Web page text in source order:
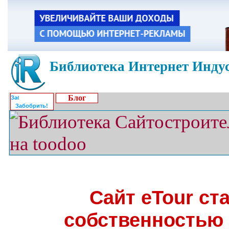
Библиотека Интернет
Забобрить!
Блог
Сайт eTour